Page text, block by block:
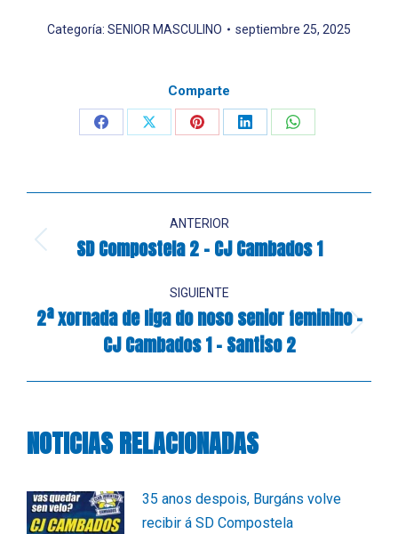
Categoría: SENIOR MASCULINO septiembre 25, 2025
Comparte
Share
Share
Share
Share
Share
entre
publicaciones
ANTERIOR
Publicación
SD Compostela 2 – CJ Cambados 1
SIGUIENTE
Publicación
siguiente:
2ª xornada de liga do noso senior feminino –
CJ Cambados 1 – Santiso 2
NOTICIAS RELACIONADAS
35 anos despois, Burgáns volve
recibir á SD Compostela